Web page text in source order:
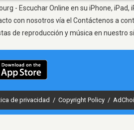
- Escuchar Online en su iPhone,
con nosotros vía el Contáctenos a
de reproducción y música en nuestro
de privacidad / Copyright Policy /